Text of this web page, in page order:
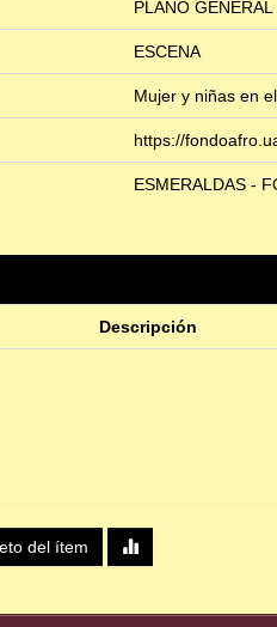
PLANO GENERAL
ESCENA
Mujer y niñas en
https://
ESMERALDAS -
Descripción
del ítem